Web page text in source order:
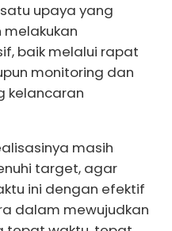
upaya yang
baik melalui rapat
monitoring dan
kelancaran
masih
target, agar
ini dengan efektif
dalam mewujudkan